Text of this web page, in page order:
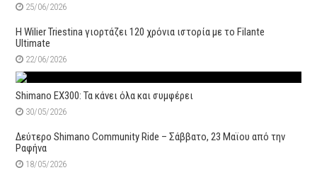
25/06/2026
H Wilier Triestina γιορτάζει 120 χρόνια ιστορία με το Filante
Ultimate
22/06/2026
Shimano EX300: Τα κάνει όλα και συμφέρει
30/05/2026
Δεύτερo Shimano Community Ride – Σάββατο, 23 Μαϊου από την
Ραφήνα
18/05/2026